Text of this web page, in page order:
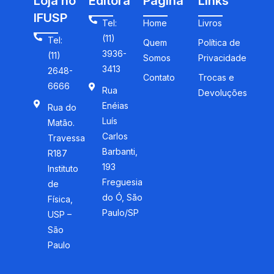
IFUSP
Tel:
(11)
2648-
6666
Rua do
Matão.
Travessa
R187
Instituto
de
Física,
USP –
São
Paulo
Tel:
(11)
3936-
3413
Rua
Enéias
Luís
Carlos
Barbanti,
193
Freguesia
do Ó, São
Paulo/SP
Home
Quem
Somos
Contato
Livros
Política de
Privacidade
Trocas e
Devoluções